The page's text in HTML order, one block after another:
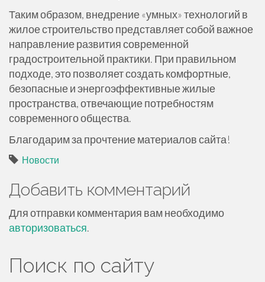
Таким образом, внедрение «умных» технологий в
жилое строительство представляет собой важное
направление развития современной
градостроительной практики. При правильном
подходе, это позволяет создать комфортные,
безопасные и энергоэффективные жилые
пространства, отвечающие потребностям
современного общества.
Благодарим за прочтение материалов сайта!
Новости
Добавить комментарий
Для отправки комментария вам необходимо
авторизоваться.
Поиск по сайту